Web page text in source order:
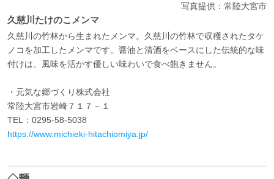
写真提供：常陸大宮市
久慈川たけのこメンマ
久慈川の竹林から生まれたメンマ。久慈川の竹林で収穫されたタケ
ノコを加工したメンマです。醤油と清酒をベースにした伝統的な味
付けは、風味を活かす優しい味わいで食べ飽きません。
・元気な郷づくり株式会社
常陸大宮市岩崎７１７－１
TEL：0295-58-5038
https://www.michieki-hitachiomiya.jp/